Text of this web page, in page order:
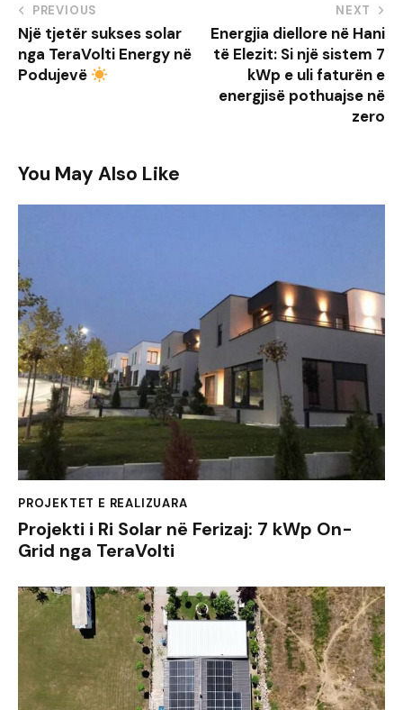
Post
navigation
PREVIOUS
Një tjetër sukses solar
nga TeraVolti Energy në
Podujevë
NEXT
Energjia diellore në Hani
të Elezit: Si një sistem 7
kWp e uli faturën e
energjisë pothuajse në
zero
You May Also Like
PROJEKTET E REALIZUARA
Projekti i Ri Solar në Ferizaj: 7 kWp On-
Grid nga TeraVolti